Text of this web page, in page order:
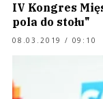
IV Kongres
pola do stołu"
08.03.2019 / 09:10